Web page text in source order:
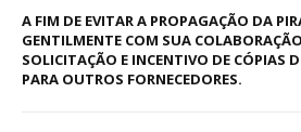
A FIM DE EVITAR A PROPAGAÇÃO DA
GENTILMENTE COM SUA
SOLICITAÇÃO E INCENTIVO DE CÓPIAS
PARA OUTROS FORNECEDORES.